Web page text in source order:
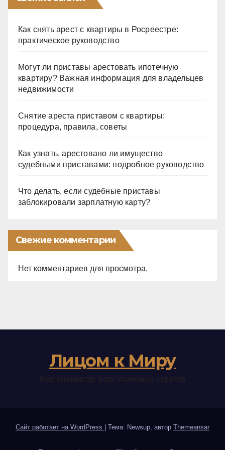
Как снять арест с квартиры в Росреестре:
практическое руководство
Могут ли приставы арестовать ипотечную
квартиру? Важная информация для владельцев
недвижимости
Снятие ареста приставом с квартиры:
процедура, правила, советы
Как узнать, арестовано ли имущество
судебными приставами: подробное руководство
Что делать, если судебные приставы
заблокировали зарплатную карту?
Свежие комментарии
Нет комментариев для просмотра.
Лицом к Миру
Сайт работает на WordPress Тема: Newsup, автор Themeansar